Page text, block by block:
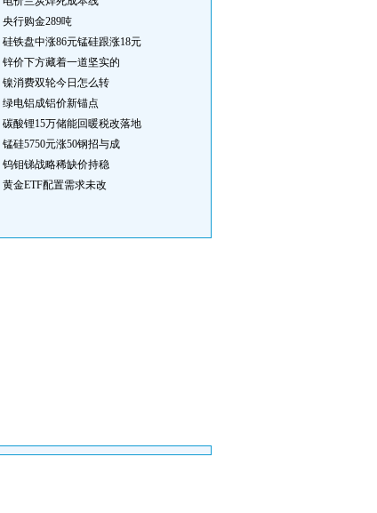
央行购金289吨
硅铁盘中涨86元锰硅跟涨18元
锌价下方藏着一道坚实的
镍消费双轮今日怎么转
绿电铝成铝价新锚点
碳酸锂15万储能回暖税改落地
锰硅5750元涨50钢招与成
钨钼锑战略稀缺价持稳
黄金ETF配置需求未改